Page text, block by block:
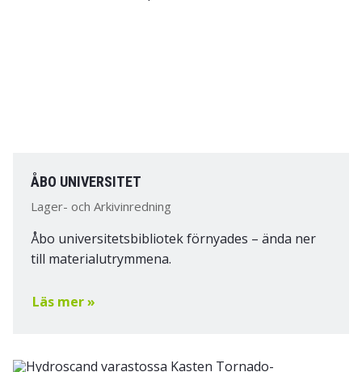
ÅBO UNIVERSITET
Lager- och Arkivinredning
Åbo universitetsbibliotek förnyades – ända ner
till materialutrymmena.
Läs mer »